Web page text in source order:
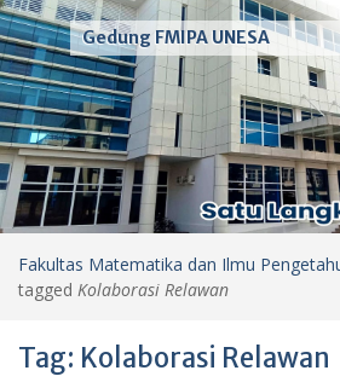
Gedung FMIPA UNESA
Fakultas Matematika dan Ilmu
tagged Kolaborasi Relawan
Tag: Kolaborasi Relawan